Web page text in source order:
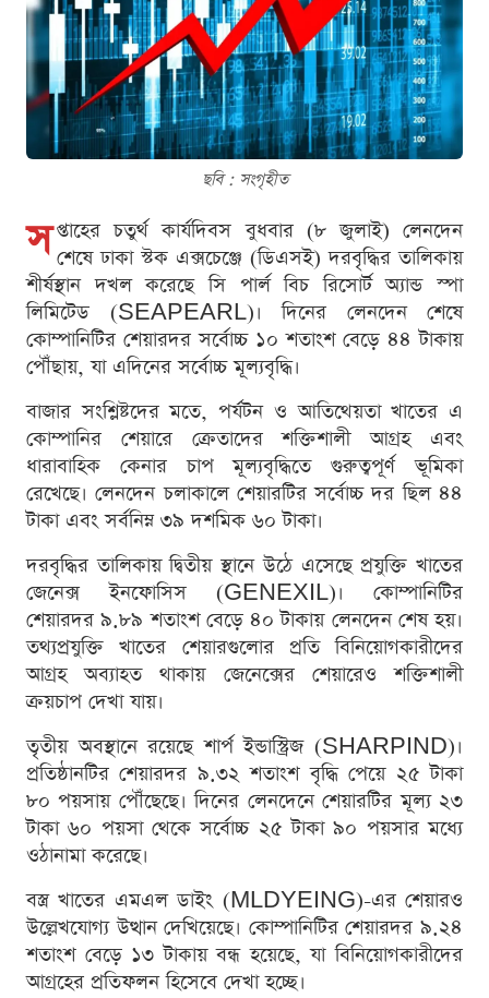
ছবি : সংগৃহীত
স প্তাহের চতুর্থ কার্যদিবস বুধবার (৮ জুলাই) লেনদেন
শেষে ঢাকা স্টক এক্সচেঞ্জে (ডিএসই) দরবৃদ্ধির তালিকায়
শীর্ষস্থান দখল করেছে সি পার্ল বিচ রিসোর্ট অ্যান্ড স্পা
লিমিটেড (SEAPEARL)। দিনের লেনদেন শেষে
কোম্পানিটির শেয়ারদর সর্বোচ্চ ১০ শতাংশ বেড়ে ৪৪ টাকায়
পৌঁছায়, যা এদিনের সর্বোচ্চ মূল্যবৃদ্ধি।
বাজার সংশ্লিষ্টদের মতে, পর্যটন ও আতিথেয়তা খাতের এ
কোম্পানির শেয়ারে ক্রেতাদের শক্তিশালী আগ্রহ এবং
ধারাবাহিক কেনার চাপ মূল্যবৃদ্ধিতে গুরুত্বপূর্ণ ভূমিকা
রেখেছে। লেনদেন চলাকালে শেয়ারটির সর্বোচ্চ দর ছিল ৪৪
টাকা এবং সর্বনিম্ন ৩৯ দশমিক ৬০ টাকা।
দরবৃদ্ধির তালিকায় দ্বিতীয় স্থানে উঠে এসেছে প্রযুক্তি খাতের
জেনেক্স ইনফোসিস (GENEXIL)। কোম্পানিটির
শেয়ারদর ৯.৮৯ শতাংশ বেড়ে ৪০ টাকায় লেনদেন শেষ হয়।
তথ্যপ্রযুক্তি খাতের শেয়ারগুলোর প্রতি বিনিয়োগকারীদের
আগ্রহ অব্যাহত থাকায় জেনেক্সের শেয়ারেও শক্তিশালী
ক্রয়চাপ দেখা যায়।
তৃতীয় অবস্থানে রয়েছে শার্প ইন্ডাস্ট্রিজ (SHARPIND)।
প্রতিষ্ঠানটির শেয়ারদর ৯.৩২ শতাংশ বৃদ্ধি পেয়ে ২৫ টাকা
৮০ পয়সায় পৌঁছেছে। দিনের লেনদেনে শেয়ারটির মূল্য ২৩
টাকা ৬০ পয়সা থেকে সর্বোচ্চ ২৫ টাকা ৯০ পয়সার মধ্যে
ওঠানামা করেছে।
বস্ত্র খাতের এমএল ডাইং (MLDYEING)-এর শেয়ারও
উল্লেখযোগ্য উত্থান দেখিয়েছে। কোম্পানিটির শেয়ারদর ৯.২৪
শতাংশ বেড়ে ১৩ টাকায় বন্ধ হয়েছে, যা বিনিয়োগকারীদের
আগ্রহের প্রতিফলন হিসেবে দেখা হচ্ছে।